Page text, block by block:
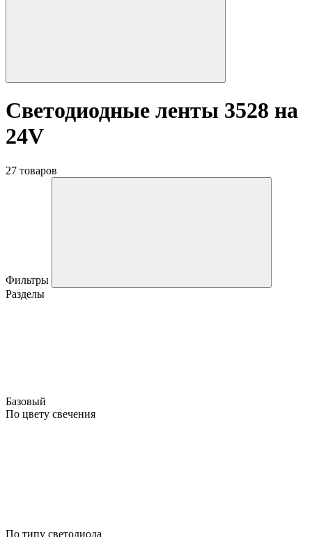
Светодиодные ленты 3528 на
24V
27 товаров
Фильтры
Разделы
Базовый
По цвету свечения
По типу светодиода